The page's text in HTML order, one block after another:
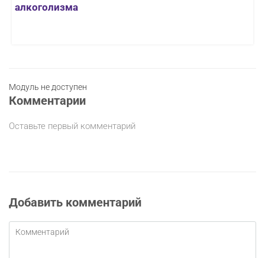
алкоголизма
Модуль не доступен
Комментарии
Оставьте первый комментарий
Добавить комментарий